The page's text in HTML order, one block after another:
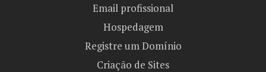
Email profissional
Hospedagem
Registre um Domínio
Criação de Sites